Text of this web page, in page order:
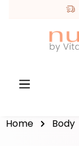
Home Body